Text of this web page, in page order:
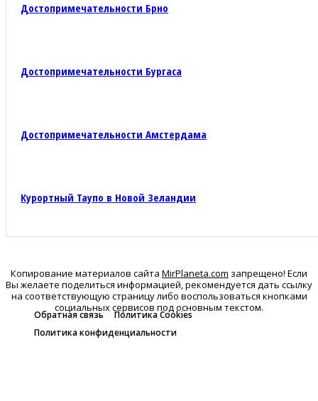
Достопримечательности Брно
Достопримечательности Бургаса
Достопримечательности Амстердама
Курортный Таупо в Новой Зеландии
Копирование материалов сайта MirPlaneta.com запрещено! Если
Вы желаете поделиться информацией, рекомендуется дать ссылку
на соответствующую страницу либо воспользоваться кнопками
социальных сервисов под основным текстом.
Обратная связь
Политика Cookies
Политика конфиденциальности